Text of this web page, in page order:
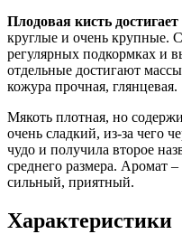
Плодовая кисть
круглые и очень крупные.
регулярных подкормках и
отдельные достигают
кожура прочная, глянцевая.
Мякоть плотная, но
очень сладкий, из-за чего
чудо и получила второе
среднего размера. Аромат
сильный, приятный.
Характеристики